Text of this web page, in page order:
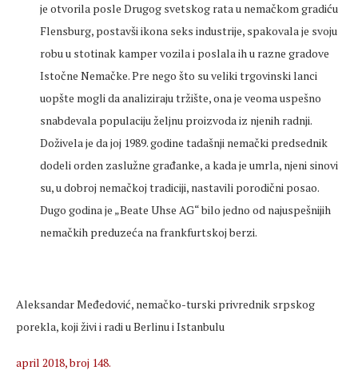
je otvorila posle Drugog svetskog rata u nemačkom gradiću
Flensburg, postavši ikona seks industrije, spakovala je svoju
robu u stotinak kamper vozila i poslala ih u razne gradove
Istočne Nemačke. Pre nego što su veliki trgovinski lanci
uopšte mogli da analiziraju tržište, ona je veoma uspešno
snabdevala populaciju željnu proizvoda iz njenih radnji.
Doživela je da joj 1989. godine tadašnji nemački predsednik
dodeli orden zaslužne građanke, a kada je umrla, njeni sinovi
su, u dobroj nemačkoj tradiciji, nastavili porodični posao.
Dugo godina je „Beate Uhse AG“ bilo jedno od najuspešnijih
nemačkih preduzeća na frankfurtskoj berzi.
Aleksandar Međedović, nemačko-turski privrednik srpskog
porekla, koji živi i radi u Berlinu i Istanbulu
april 2018, broj 148.